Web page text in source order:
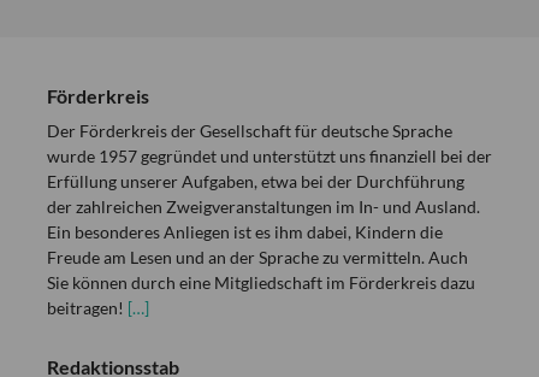
Förderkreis
Der Förderkreis der Gesellschaft für deutsche Sprache
wurde 1957 gegründet und unterstützt uns finanziell bei der
Erfüllung unserer Aufgaben, etwa bei der Durchführung
der zahlreichen Zweigveranstaltungen im In- und Ausland.
Ein besonderes Anliegen ist es ihm dabei, Kindern die
Freude am Lesen und an der Sprache zu vermitteln. Auch
Sie können durch eine Mitgliedschaft im Förderkreis dazu
beitragen! […]
Redaktionsstab